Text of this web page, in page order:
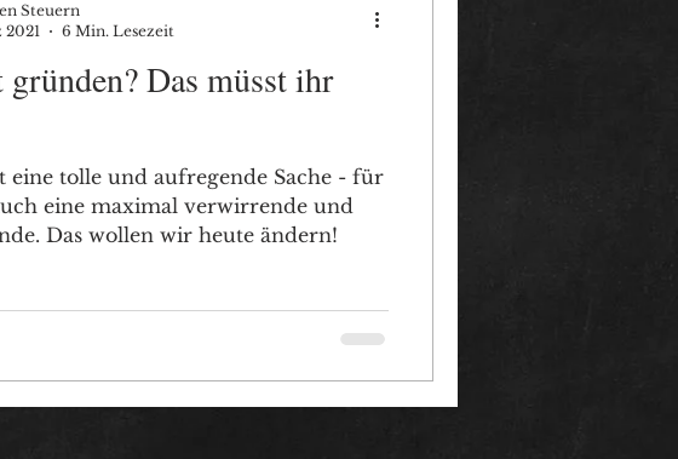
Das müsst ihr
eine tolle und aufregende Sache - für
eine maximal verwirrende und
Das wollen wir heute ändern!
Steuern
2021
6 Min. Lesezeit